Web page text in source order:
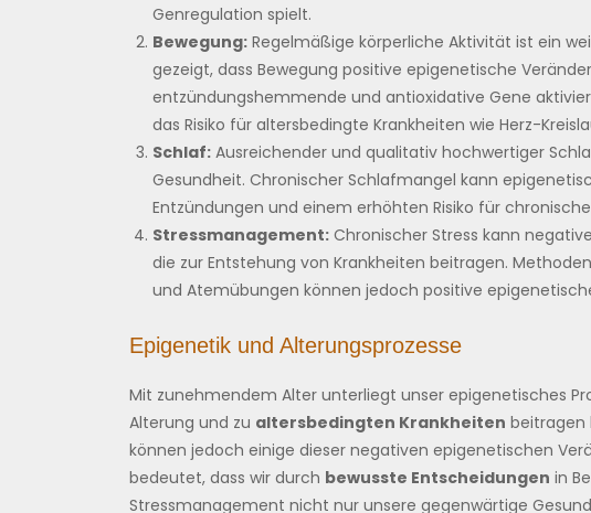
Genregulation spielt.
Bewegung: Regelmäßige körperliche Aktivität ist ein
gezeigt, dass Bewegung positive epigenetische
entzündungshemmende und antioxidative Gene
das Risiko für altersbedingte Krankheiten wie Herz-
Schlaf: Ausreichender und qualitativ hochwertiger
Gesundheit. Chronischer Schlafmangel kann
Entzündungen und einem erhöhten Risiko für
Stressmanagement: Chronischer Stress kann
die zur Entstehung von Krankheiten beitragen.
und Atemübungen können jedoch positive
Epigenetik und Alterungsprozesse
Mit zunehmendem Alter unterliegt unser epigenetisches
Alterung und zu altersbedingten Krankheiten beitragen
können jedoch einige dieser negativen epigenetischen
bedeutet, dass wir durch bewusste Entscheidungen in
Stressmanagement nicht nur unsere gegenwärtige